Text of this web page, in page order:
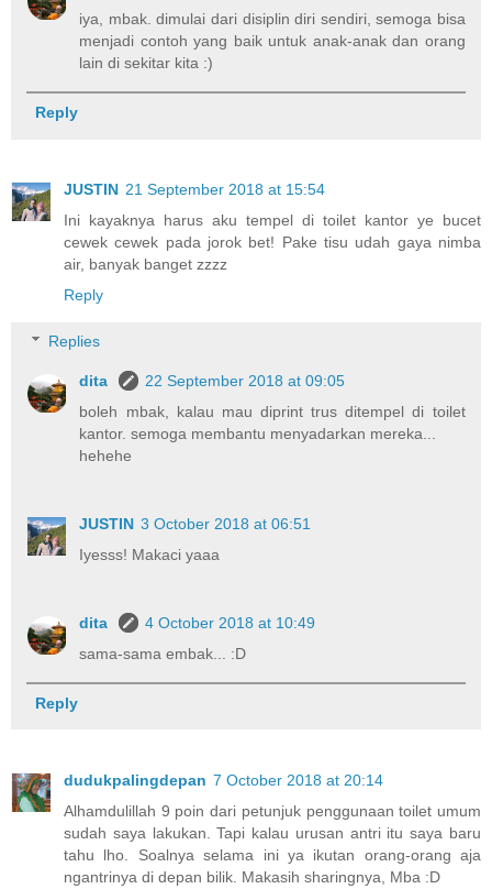
iya, mbak. dimulai dari disiplin diri sendiri, semoga bisa
menjadi contoh yang baik untuk anak-anak dan orang
lain di sekitar kita :)
Reply
JUSTIN 21 September 2018 at 15:54
Ini kayaknya harus aku tempel di toilet kantor ye bucet
cewek cewek pada jorok bet! Pake tisu udah gaya nimba
air, banyak banget zzzz
Reply
Replies
dita
22 September 2018 at 09:05
boleh mbak, kalau mau diprint trus ditempel di toilet
kantor. semoga membantu menyadarkan mereka...
hehehe
JUSTIN 3 October 2018 at 06:51
Iyesss! Makaci yaaa
dita
4 October 2018 at 10:49
sama-sama embak... :D
Reply
dudukpalingdepan 7 October 2018 at 20:14
Alhamdulillah 9 poin dari petunjuk penggunaan toilet umum
sudah saya lakukan. Tapi kalau urusan antri itu saya baru
tahu lho. Soalnya selama ini ya ikutan orang-orang aja
ngantrinya di depan bilik. Makasih sharingnya, Mba :D